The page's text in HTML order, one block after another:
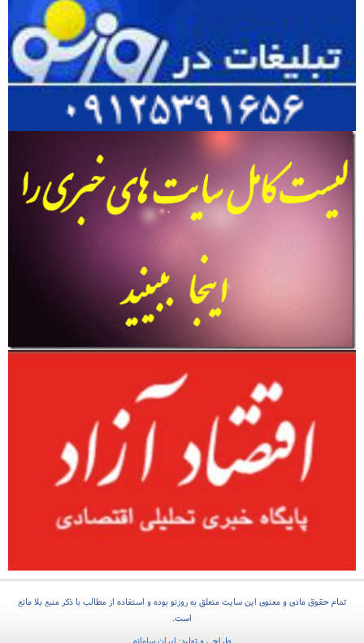
تمام حقوق مادی و معنوی این سایت متعلق به روزنو بوده و استفاده از مطالب با ذکر منبع بلا مانع
است.